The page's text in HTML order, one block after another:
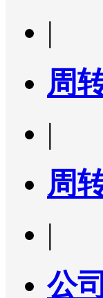
|
周
|
周
|
公